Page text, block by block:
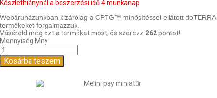
Készlethiánynál a beszerzési idő 4 munkanap
Webáruházunkban kizárólag a CPTG™ minősítéssel ellátott doTERRA
termékeket forgalmazzuk.
Vásárold meg ezt a terméket most, és szerezz 262pontot!
Mennyiség Mny
Kosárba teszem